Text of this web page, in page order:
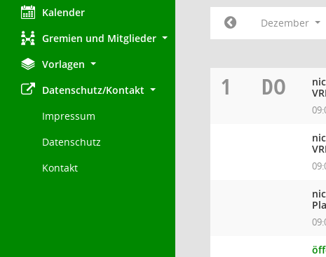
Kalender
Gremien und Mitglieder
Vorlagen
Datenschutz/Kontakt
Impressum
Datenschutz
Kontakt
Dezember
1 DO